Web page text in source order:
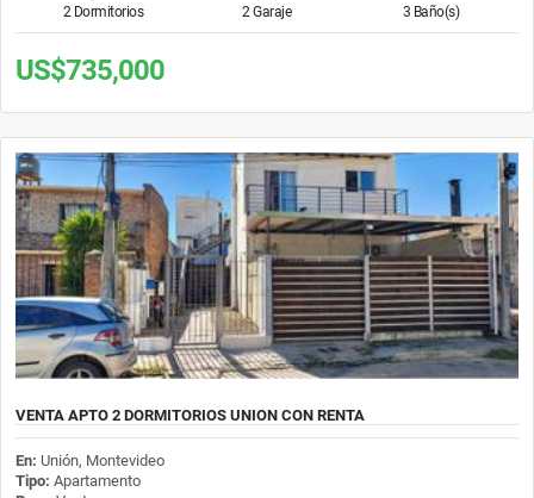
2 Dormitorios 2 Garaje 3 Baño(s)
US$735,000
VENTA APTO 2 DORMITORIOS UNION CON RENTA
En: Unión, Montevideo
Tipo: Apartamento